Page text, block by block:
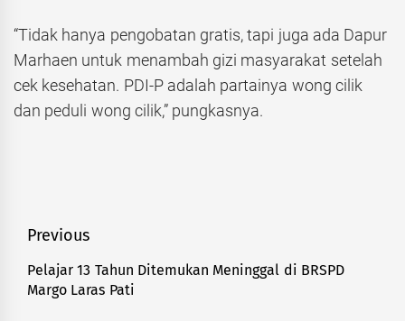
“Tidak hanya pengobatan gratis, tapi juga ada Dapur
Marhaen untuk menambah gizi masyarakat setelah
cek kesehatan. PDI-P adalah partainya wong cilik
dan peduli wong cilik,” pungkasnya.
Navigasi
pos
Previous
Previous
post:
Pelajar 13 Tahun Ditemukan Meninggal di BRSPD
Margo Laras Pati